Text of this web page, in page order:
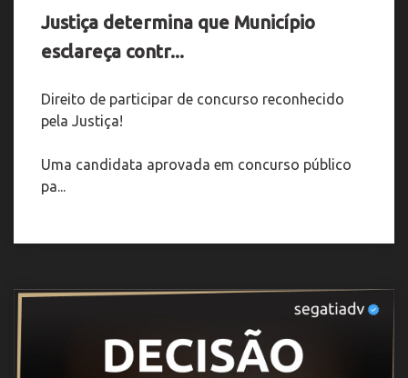
Justiça determina que Município
esclareça contr...
Direito de participar de concurso reconhecido
pela Justiça!
Uma candidata aprovada em concurso público
pa...